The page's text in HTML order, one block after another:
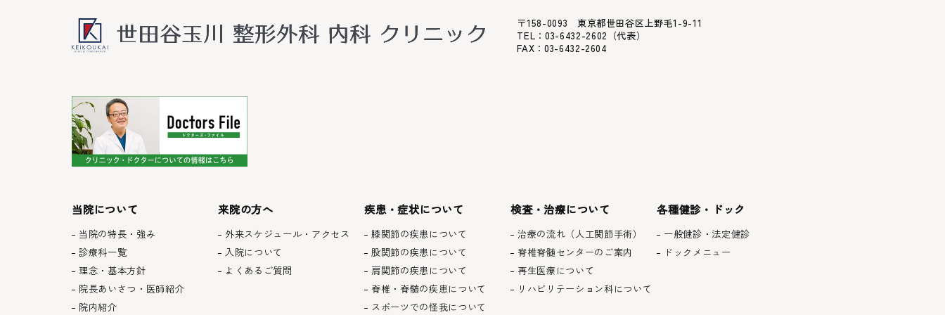
〒158-0093 東京都世田谷区上野毛1-9-11
TEL： 03-6432-2602 （代表）
FAX：03-6432-2604
当院について
当院の特長・強み
診療科一覧
理念・基本方針
院長あいさつ・医師紹介
院内紹介
来院の方へ
外来スケジュール・アクセス
入院について
よくあるご質問
疾患・症状について
膝関節の疾患について
股関節の疾患について
肩関節の疾患について
脊椎・脊髄の疾患について
スポーツでの怪我について
検査・治療について
治療の流れ（人工関節手術）
脊椎脊髄センターのご案内
再生医療について
リハビリテーション科について
各種健診・ドック
一般健診・法定健診
ドックメニュー